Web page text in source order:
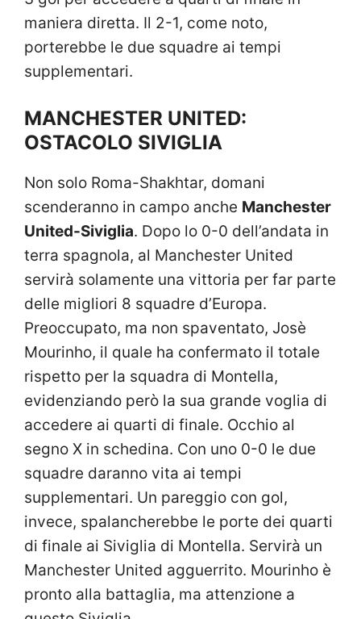
maniera diretta. Il 2-1, come noto,
porterebbe le due squadre ai tempi
supplementari.
MANCHESTER UNITED:
OSTACOLO SIVIGLIA
Non solo Roma-Shakhtar, domani
scenderanno in campo anche Manchester
United-Siviglia. Dopo lo 0-0 dell’andata in
terra spagnola, al Manchester United
servirà solamente una vittoria per far parte
delle migliori 8 squadre d’Europa.
Preoccupato, ma non spaventato, Josè
Mourinho, il quale ha confermato il totale
rispetto per la squadra di Montella,
evidenziando però la sua grande voglia di
accedere ai quarti di finale. Occhio al
segno X in schedina. Con uno 0-0 le due
squadre daranno vita ai tempi
supplementari. Un pareggio con gol,
invece, spalancherebbe le porte dei quarti
di finale ai Siviglia di Montella. Servirà un
Manchester United agguerrito. Mourinho è
pronto alla battaglia, ma attenzione a